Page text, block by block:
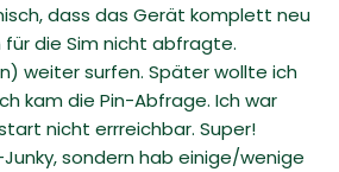
dass das Gerät komplett neu
für die Sim nicht abfragte.
weiter surfen. Später wollte ich
kam die Pin-Abfrage. Ich war
nicht errreichbar. Super!
sondern hab einige/wenige